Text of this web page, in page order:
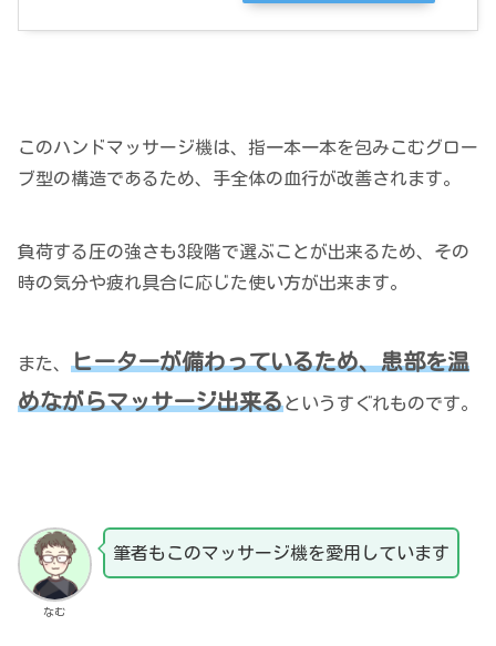
このハンドマッサージ機は、指一本一本を包みこむグロー
ブ型の構造であるため、手全体の血行が改善されます。
負荷する圧の強さも3段階で選ぶことが出来るため、その
時の気分や疲れ具合に応じた使い方が出来ます。
また、 ヒーターが備わっているため、患部を温
めながらマッサージ出来るというすぐれものです。
なむ
筆者もこのマッサージ機を愛用しています